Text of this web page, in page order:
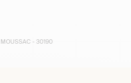
- 30190